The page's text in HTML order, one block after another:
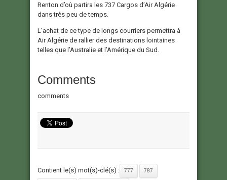
Renton d’où partira les 737 Cargos d’Air Algérie
dans très peu de temps.
L’achat de ce type de longs courriers permettra à
Air Algérie de rallier des destinations lointaines
telles que l’Australie et l’Amérique du Sud.
Comments
comments
Contient le(s) mot(s)-clé(s) : 777 787